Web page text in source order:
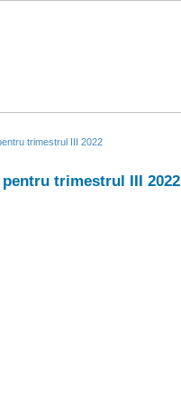
trimestrul III 2022
trimestrul III 2022